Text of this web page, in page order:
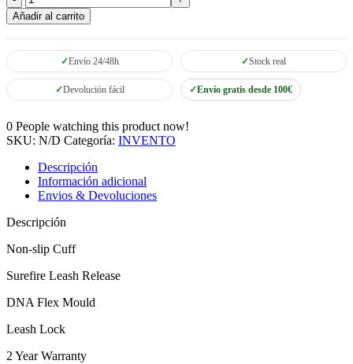
Invento
6.0
Citrus
cantidad
Añadir al carrito
Envío 24/48h Stock real
Devolución fácil Envío gratis desde 100€
0 People watching this product now!
SKU: N/D Categoría: INVENTO
Descripción
Información adicional
Envios & Devoluciones
Descripción
Non-slip Cuff
Surefire Leash Release
DNA Flex Mould
Leash Lock
2 Year Warranty